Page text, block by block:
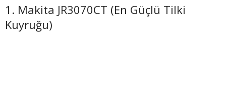
1. Makita JR3070CT (En Güçlü Tilki
Kuyruğu)